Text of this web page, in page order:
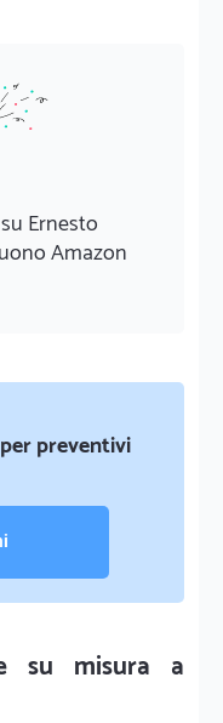
Ernesto
Amazon
preventivi
su misura a